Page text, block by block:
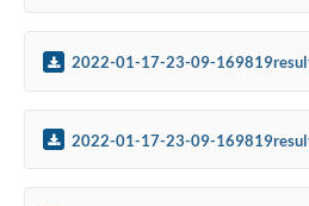
2022-01-17-23-09-
2022-01-17-23-09-